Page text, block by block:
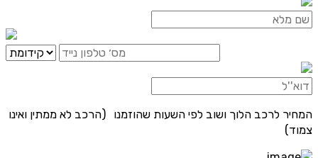
המחיר לרכב הלוך ושוב לפי השעות שהוזמנו (הרכב לא ממתין ואינו
צמוד)